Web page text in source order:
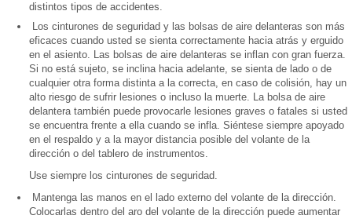
distintos tipos de accidentes.
Los cinturones de seguridad y las bolsas de aire delanteras son más
eficaces cuando usted se sienta correctamente hacia atrás y erguido
en el asiento. Las bolsas de aire delanteras se inflan con gran fuerza.
Si no está sujeto, se inclina hacia adelante, se sienta de lado o de
cualquier otra forma distinta a la correcta, en caso de colisión, hay un
alto riesgo de sufrir lesiones o incluso la muerte. La bolsa de aire
delantera también puede provocarle lesiones graves o fatales si usted
se encuentra frente a ella cuando se infla. Siéntese siempre apoyado
en el respaldo y a la mayor distancia posible del volante de la
dirección o del tablero de instrumentos.
Use siempre los cinturones de seguridad.
Mantenga las manos en el lado externo del volante de la dirección.
Colocarlas dentro del aro del volante de la dirección puede aumentar